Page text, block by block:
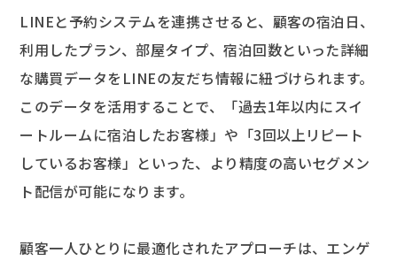
LINEと予約システムを連携させると、顧客の宿泊日、
利用したプラン、部屋タイプ、宿泊回数といった詳細
な購買データをLINEの友だち情報に紐づけられます。
このデータを活用することで、「過去1年以内にスイ
ートルームに宿泊したお客様」や「3回以上リピート
しているお客様」といった、より精度の高いセグメン
ト配信が可能になります。
顧客一人ひとりに最適化されたアプローチは、エンゲ